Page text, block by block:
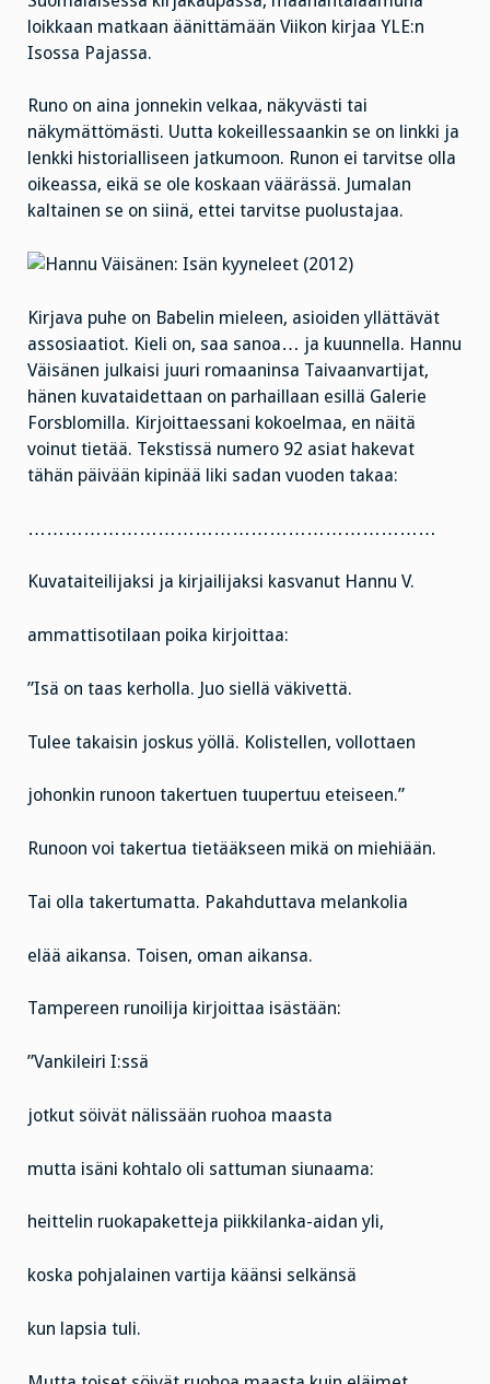
loikkaan matkaan äänittämään Viikon kirjaa YLE:n
Isossa Pajassa.
Runo on aina jonnekin velkaa, näkyvästi tai
näkymättömästi. Uutta kokeillessaankin se on linkki ja
lenkki historialliseen jatkumoon. Runon ei tarvitse olla
oikeassa, eikä se ole koskaan väärässä. Jumalan
kaltainen se on siinä, ettei tarvitse puolustajaa.
Kirjava puhe on Babelin mieleen, asioiden yllättävät
assosiaatiot. Kieli on, saa sanoa… ja kuunnella. Hannu
Väisänen julkaisi juuri romaaninsa Taivaanvartijat,
hänen kuvataidettaan on parhaillaan esillä Galerie
Forsblomilla. Kirjoittaessani kokoelmaa, en näitä
voinut tietää. Tekstissä numero 92 asiat hakevat
tähän päivään kipinää liki sadan vuoden takaa:
…………………………………………………………
Kuvataiteilijaksi ja kirjailijaksi kasvanut Hannu V.
ammattisotilaan poika kirjoittaa:
”Isä on taas kerholla. Juo siellä väkivettä.
Tulee takaisin joskus yöllä. Kolistellen, vollottaen
johonkin runoon takertuen tuupertuu eteiseen.”
Runoon voi takertua tietääkseen mikä on miehiään.
Tai olla takertumatta. Pakahduttava melankolia
elää aikansa. Toisen, oman aikansa.
Tampereen runoilija kirjoittaa isästään:
”Vankileiri I:ssä
jotkut söivät nälissään ruohoa maasta
mutta isäni kohtalo oli sattuman siunaama:
heittelin ruokapaketteja piikkilanka-aidan yli,
koska pohjalainen vartija käänsi selkänsä
kun lapsia tuli.